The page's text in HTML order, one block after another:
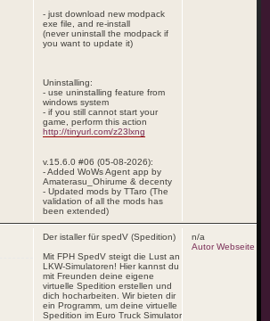
- just download new modpack
exe file, and re-install
(never uninstall the modpack if
you want to update it)
Uninstalling:
- use uninstalling feature from
windows system
- if you still cannot start your
game, perform this action
http://tinyurl.com/z23lxng
v.15.6.0 #06 (05-08-2026):
- Added WoWs Agent app by
Amaterasu_Ohirume & decenty
- Updated mods by TTaro (The
validation of all the mods has
been extended)
Der istaller für spedV (Spedition)
Mit FPH SpedV steigt die Lust an
LKW-Simulatoren! Hier kannst du
mit Freunden deine eigene
virtuelle Spedition erstellen und
dich hocharbeiten. Wir bieten dir
ein Programm, um deine virtuelle
Spedition im Euro Truck Simulator
n/a
Autor Webseite